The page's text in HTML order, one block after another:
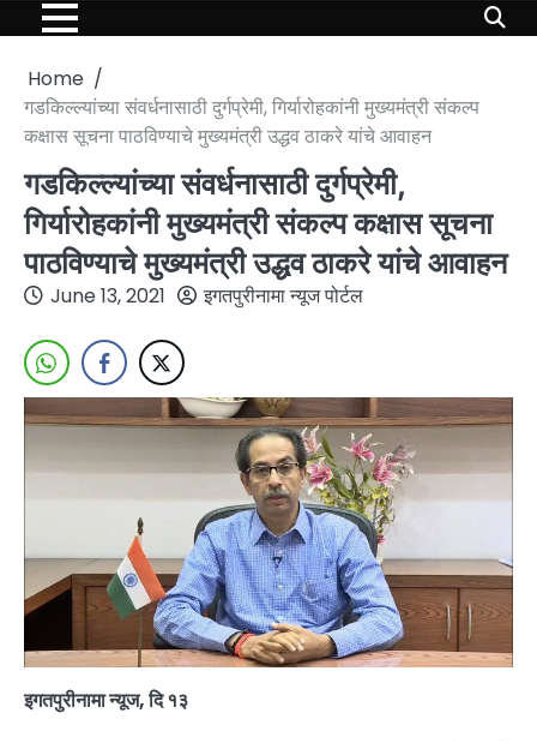
Home
गडकिल्ल्यांच्या संवर्धनासाठी दुर्गप्रेमी, गिर्यारोहकांनी मुख्यमंत्री संकल्प
कक्षास सूचना पाठविण्याचे मुख्यमंत्री उद्धव ठाकरे यांचे आवाहन
गडकिल्ल्यांच्या संवर्धनासाठी दुर्गप्रेमी,
गिर्यारोहकांनी मुख्यमंत्री संकल्प कक्षास सूचना
पाठविण्याचे मुख्यमंत्री उद्धव ठाकरे यांचे आवाहन
June 13, 2021 इगतपुरीनामा न्यूज पोर्टल
इगतपुरीनामा न्यूज, दि १३